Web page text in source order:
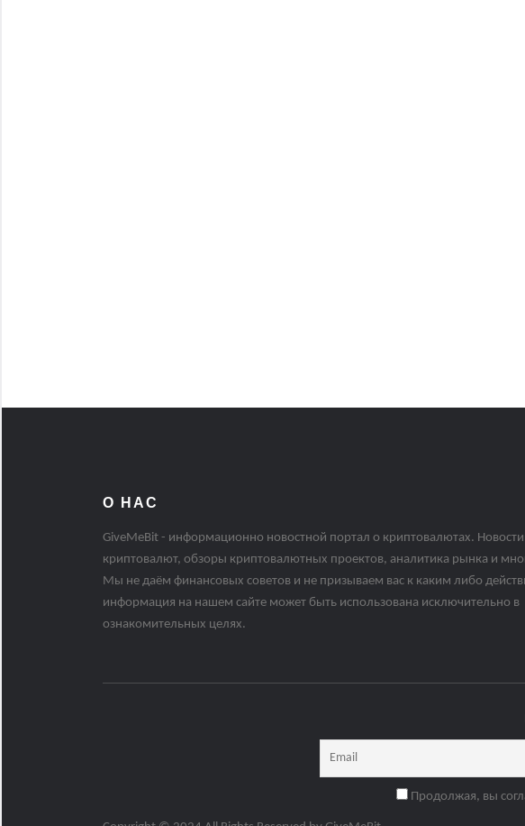
О НАС
GiveMeBit - информационно новостной портал о криптовалютах.
криптовалют, обзоры криптовалютных проектов, аналитика рынка и
Мы не даём финансовых советов и не призываем вас к каким либо
информация на нашем сайте может быть использована исключительно в
ознакомительных целях.
Продолжая, вы